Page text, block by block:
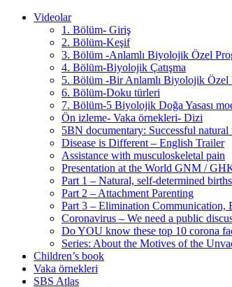
Videolar
1. Bölüm- Giriş
2. Bölüm-Keşif
3. Bölüm -Anlamlı Biyolojik Özel
4. Bölüm-Biyolojik Çatışma
5. Bölüm -Bir Anlamlı Biyolojik Özel
6. Bölüm-Doku türleri
7. Bölüm-5 Biyolojik Doğa Yasası
Ön izleme- Vaka örnekleri- Dizi
5BN documentary: Successful
Disease is Different – English Trailer
Assistance with musculoskeletal pain
Presentation at the World GNM /
Part 1 – Natural, self-determined births
Part 2 – Attachment Parenting
Part 3 – Elimination Communication,
Coronavirus – We need a public
Do YOU know these top 10 corona
Series: About the Motives of the
Children’s book
Vaka örnekleri
SBS Atlas